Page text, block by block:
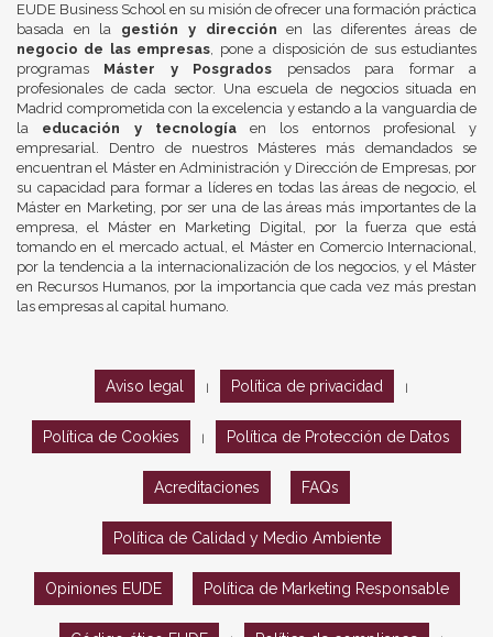
EUDE Business School en su misión de ofrecer una formación práctica
basada en la gestión y dirección en las diferentes áreas de
negocio de las empresas, pone a disposición de sus estudiantes
programas Máster y Posgrados pensados para formar a
profesionales de cada sector. Una escuela de negocios situada en
Madrid comprometida con la excelencia y estando a la vanguardia de
la educación y tecnologíaen los entornos profesional y
empresarial. Dentro de nuestros Másteres más demandados se
encuentran el Máster en Administración y Dirección de Empresas, por
su capacidad para formar a líderes en todas las áreas de negocio, el
Máster en Marketing, por ser una de las áreas más importantes de la
empresa, el Máster en Marketing Digital, por la fuerza que está
tomando en el mercado actual, el Máster en Comercio Internacional,
por la tendencia a la internacionalización de los negocios, y el Máster
en Recursos Humanos, por la importancia que cada vez más prestan
las empresas al capital humano.
Aviso legal Política de privacidad
Política de Cookies Política de Protección de Datos
Acreditaciones FAQs
Política de Calidad y Medio Ambiente
Opiniones EUDE Política de Marketing Responsable